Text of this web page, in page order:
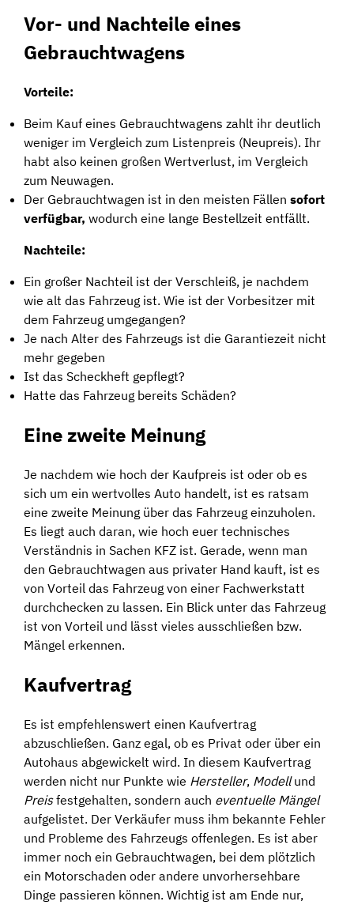
Vor- und Nachteile eines
Gebrauchtwagens
Vorteile:
Beim Kauf eines Gebrauchtwagens zahlt ihr deutlich
weniger im Vergleich zum Listenpreis (Neupreis). Ihr
habt also keinen großen Wertverlust, im Vergleich
zum Neuwagen.
Der Gebrauchtwagen ist in den meisten Fällen sofort
verfügbar, wodurch eine lange Bestellzeit entfällt.
Nachteile:
Ein großer Nachteil ist der Verschleiß, je nachdem
wie alt das Fahrzeug ist. Wie ist der Vorbesitzer mit
dem Fahrzeug umgegangen?
Je nach Alter des Fahrzeugs ist die Garantiezeit nicht
mehr gegeben
Ist das Scheckheft gepflegt?
Hatte das Fahrzeug bereits Schäden?
Eine zweite Meinung
Je nachdem wie hoch der Kaufpreis ist oder ob es
sich um ein wertvolles Auto handelt, ist es ratsam
eine zweite Meinung über das Fahrzeug einzuholen.
Es liegt auch daran, wie hoch euer technisches
Verständnis in Sachen KFZ ist. Gerade, wenn man
den Gebrauchtwagen aus privater Hand kauft, ist es
von Vorteil das Fahrzeug von einer Fachwerkstatt
durchchecken zu lassen. Ein Blick unter das Fahrzeug
ist von Vorteil und lässt vieles ausschließen bzw.
Mängel erkennen.
Kaufvertrag
Es ist empfehlenswert einen Kaufvertrag
abzuschließen. Ganz egal, ob es Privat oder über ein
Autohaus abgewickelt wird. In diesem Kaufvertrag
werden nicht nur Punkte wie Hersteller, Modellund
Preisfestgehalten, sondern auch eventuelle Mängel
aufgelistet. Der Verkäufer muss ihm bekannte Fehler
und Probleme des Fahrzeugs offenlegen. Es ist aber
immer noch ein Gebrauchtwagen, bei dem plötzlich
ein Motorschaden oder andere unvorhersehbare
Dinge passieren können. Wichtig ist am Ende nur,